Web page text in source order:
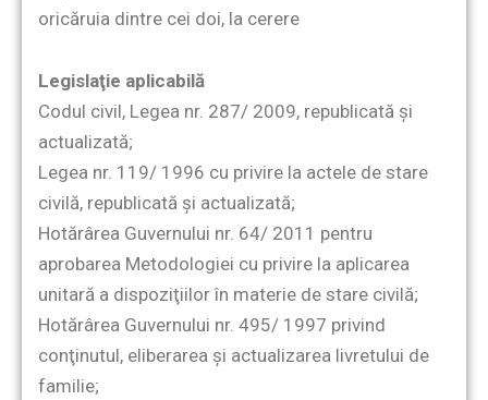
oricăruia dintre cei doi, la cerere
Legislaţie aplicabilă
Codul civil, Legea nr. 287/ 2009, republicată şi
actualizată;
Legea nr. 119/ 1996 cu privire la actele de stare
civilă, republicată şi actualizată;
Hotărârea Guvernului nr. 64/ 2011 pentru
aprobarea Metodologiei cu privire la aplicarea
unitară a dispoziţiilor în materie de stare civilă;
Hotărârea Guvernului nr. 495/ 1997 privind
conţinutul, eliberarea şi actualizarea livretului de
familie;